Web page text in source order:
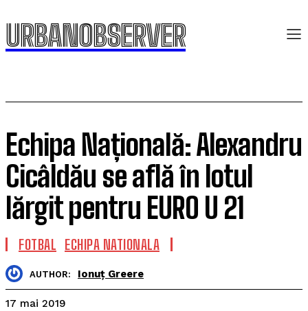
URBANOBSERVER
Echipa Națională: Alexandru
Cicâldău se află în lotul
lărgit pentru EURO U 21
FOTBAL ECHIPA NATIONALA
AUTHOR: Ionuț Greere
17 mai 2019